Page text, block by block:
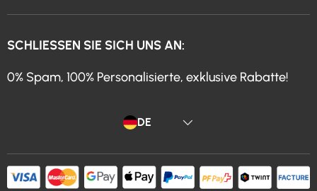
SCHLIESSEN SIE SICH UNS AN:
0% Spam, 100% Personalisierte, exklusive Rabatte!
DE